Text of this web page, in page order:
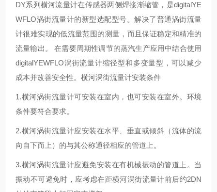
DY系列横河流量计在传感器两侧焊接渐缩管，是digitalYE
WFLO涡街流量计的新型选配型号。解决了普通涡街流量
计很难实现的低流量范围的测量，而且保证稳定和精准的
流量输出。 在需要周期性调节的蒸汽生产应用中结合使用
digitalYEWFLO涡街流量计缩径型和多变量型，可以减少
成本并改善安全性。横河涡街流量计安装条件
1.横河涡街流量计可安装在室内，也可安装在室外。环境
条件要符合要求。
2.横河涡街流量计应安装在水平、垂直或倾斜（流体的流
向自下而上）的与其公称通径相应的管道上。
3.横河涡街流量计应避免安装在有机械振动的管道上。当
振动不可避免时，应考虑在距横河涡街流量计前后约2DN